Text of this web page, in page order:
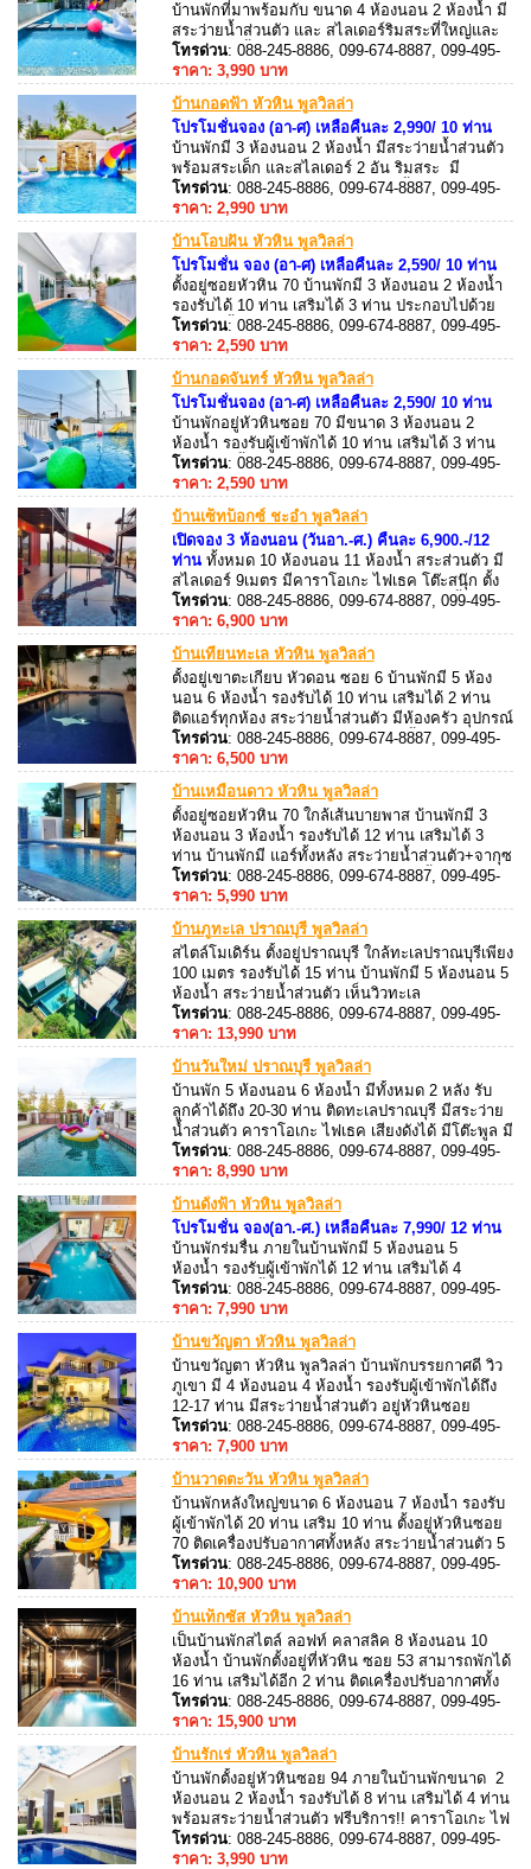
บ้านพักที่มาพร้อมกับ ขนาด 4 ห้องนอน 2 ห้องน้ำ มี
สระว่ายน้ำส่วนตัว และ สไลเดอร์ริมสระที่ใหญ่และ
ยาวมาก!! ตั้งอยู่ หัวหินซอย 70 สามารถขับรถไป
ทะเล หรือ ตลาดโต้รุ่งได้ 3-4 กิโล มี ร้านสะดวกซื้อ
โทรด่วน: 088-245-8886, 099-674-8887, 099-495-
8887, 088-245-8887
ราคา: 3,990 บาท
บ้านกอดฟ้า หัวหิน พูลวิลล่า
โปรโมชั่นจอง (อา-ศ) เหลือคืนละ 2,990/ 10 ท่าน
บ้านพักมี 3 ห้องนอน 2 ห้องน้ำ มีสระว่ายน้ำส่วนตัว
พร้อมสระเด็ก และสไลเดอร์ 2 อัน ริมสระ มี
คาราโอเกะ ไฟเธค ใกล้ร้านสะดวกซื้อเช่น 7-
Eleven เพียง 100 เมตร ขับรถไป ทะเล 10-15 นาที
โทรด่วน: 088-245-8886, 099-674-8887, 099-495-
8887, 088-245-8887
ราคา: 2,990 บาท
บ้านโอบฝัน หัวหิน พูลวิลล่า
โปรโมชั่น จอง (อา-ศ) เหลือคืนละ 2,590/ 10 ท่าน
ตั้งอยู่ซอยหัวหิน 70 บ้านพักมี 3 ห้องนอน 2 ห้องน้ำ
รองรับได้ 10 ท่าน เสริมได้ 3 ท่าน ประกอบไปด้วย
สระว่ายน้ำส่วนตัว ขนาด 3 x 8 เมตร พร้อมสไลเดอร์
ริมสระ มีคาราโอเกะ (Andriod Box) ไฟเธค โต๊ะ
โทรด่วน: 088-245-8886, 099-674-8887, 099-495-
8887, 088-245-8887
ราคา: 2,590 บาท
บ้านกอดจันทร์ หัวหิน พูลวิลล่า
โปรโมชั่นจอง (อา-ศ) เหลือคืนละ 2,590/ 10 ท่าน
บ้านพักอยู่หัวหินซอย 70 มีขนาด 3 ห้องนอน 2
ห้องน้ำ รองรับผู้เข้าพักได้ 10 ท่าน เสริมได้ 3 ท่าน
มีสระว่ายน้ำส่วนตัวขนาด 3×8 เมตรมี สไลเดอร์ อยู่
ใกล้เซเว่น และ Family Mart เพียง 100 เมตร
โทรด่วน: 088-245-8886, 099-674-8887, 099-495-
8887, 088-245-8887
ราคา: 2,590 บาท
บ้านเซ็ทบ็อกซ์ ชะอำ พูลวิลล่า
เปิดจอง 3 ห้องนอน (วันอา.-ศ.) คืนละ 6,900.-/12
ท่าน ทั้งหมด 10 ห้องนอน 11 ห้องน้ำ สระส่วนตัว มี
สไลเดอร์ 9เมตร มีคาราโอเกะ ไฟเธค โต๊ะสนุ๊ก ตั้ง
อยู่ชะอำ ซอยโชคบุญมี สามารถทำอาหาร ปิ้งย่างได้
โทรด่วน: 088-245-8886, 099-674-8887, 099-495-
8887, 088-245-8887
ราคา: 6,900 บาท
บ้านเทียนทะเล หัวหิน พูลวิลล่า
ตั้งอยู่เขาตะเกียบ หัวดอน ซอย 6 บ้านพักมี 5 ห้อง
นอน 6 ห้องน้ำ รองรับได้ 10 ท่าน เสริมได้ 2 ท่าน
ติดแอร์ทุกห้อง สระว่ายน้ำส่วนตัว มีห้องครัว อุปกรณ์
ครัวครบ สามารถทำอาหารได้ มีเตาปิ้งย่าง สามารถ
เดินไปทะเลได้ ห่างทะเลเพียง 400 เมตร
โทรด่วน: 088-245-8886, 099-674-8887, 099-495-
8887, 088-245-8887
ราคา: 6,500 บาท
บ้านเหมือนดาว หัวหิน พูลวิลล่า
ตั้งอยู่ซอยหัวหิน 70 ใกล้เส้นบายพาส บ้านพักมี 3
ห้องนอน 3 ห้องน้ำ รองรับได้ 12 ท่าน เสริมได้ 3
ท่าน บ้านพักมี แอร์ทั้งหลัง สระว่ายน้ำส่วนตัว+จากุซ
ซี่ มีคาราโอเกะ อุปกรณ์ครัวครบ มีเตาปิ้งย่าง
สามารถทำอาหารได้ มีอ่างจากุซซี่ ห่างหาดหัวหิน
โทรด่วน: 088-245-8886, 099-674-8887, 099-495-
8887, 088-245-8887
ราคา: 5,990 บาท
บ้านภูทะเล ปราณบุรี พูลวิลล่า
สไตล์โมเดิร์น ตั้งอยู่ปราณบุรี ใกล้ทะเลปราณบุรีเพียง
100 เมตร รองรับได้ 15 ท่าน บ้านพักมี 5 ห้องนอน 5
ห้องน้ำ สระว่ายน้ำส่วนตัว เห็นวิวทะเล
โทรด่วน: 088-245-8886, 099-674-8887, 099-495-
8887, 088-245-8887
ราคา: 13,990 บาท
บ้านวันใหม่ ปราณบุรี พูลวิลล่า
บ้านพัก 5 ห้องนอน 6 ห้องน้ำ มีทั้งหมด 2 หลัง รับ
ลูกค้าได้ถึง 20-30 ท่าน ติดทะเลปราณบุรี มีสระว่าย
น้ำส่วนตัว คาราโอเกะ ไฟเธค เสียงดังได้ มีโต๊ะพูล มี
ร้านอาหารใกล้บ้านพัก สามารถสั่งมาทานที่บ้านพัก
ได้
โทรด่วน: 088-245-8886, 099-674-8887, 099-495-
8887, 088-245-8887
ราคา: 8,990 บาท
บ้านดั่งฟ้า หัวหิน พูลวิลล่า
โปรโมชั่น จอง(อา.-ศ.) เหลือคืนละ 7,990/ 12 ท่าน
บ้านพักร่มรื่น ภายในบ้านพักมี 5 ห้องนอน 5
ห้องน้ำ รองรับผู้เข้าพักได้ 12 ท่าน เสริมได้ 4
ท่าน บ้านพักตั้งอยู่หัวหินซ.112 คาราโอเกะ + ไฟ
เธค และโต๊ะสนุ็ก สามารถประกอบอาหารได้
โทรด่วน: 088-245-8886, 099-674-8887, 099-495-
8887, 088-245-8887
ราคา: 7,990 บาท
บ้านขวัญตา หัวหิน พูลวิลล่า
บ้านขวัญตา หัวหิน พูลวิลล่า บ้านพักบรรยกาศดี วิว
ภูเขา มี 4 ห้องนอน 4 ห้องน้ำ รองรับผู้เข้าพักได้ถึง
12-17 ท่าน มีสระว่ายน้ำส่วนตัว อยู่หัวหินซอย
88 ภายในมีสิ่งอำนวยความสะดวกให้ครบครัน ใกล้
สถานทีรถไฟ, จุดชมวิวเขาหินเหล็กไฟ, ตลาดโต้รุ่ง,
โทรด่วน: 088-245-8886, 099-674-8887, 099-495-
8887, 088-245-8887
ราคา: 7,900 บาท
บ้านวาดตะวัน หัวหิน พูลวิลล่า
บ้านพักหลังใหญ่ขนาด 6 ห้องนอน 7 ห้องน้ำ รองรับ
ผู้เข้าพักได้ 20 ท่าน เสริม 10 ท่าน ตั้งอยู่หัวหินซอย
70 ติดเครื่องปรับอากาศทั้งหลัง สระว่ายน้ำส่วนตัว 5
x 12 เมตร พร้อมสไลเดอร์ มีคาราโอเกะ + ไฟเธค
และโต๊ะพูล สิ่งอำนวยความสะดวกครบครัน
โทรด่วน: 088-245-8886, 099-674-8887, 099-495-
8887, 088-245-8887
ราคา: 10,900 บาท
บ้านเท็กซัส หัวหิน พูลวิลล่า
เป็นบ้านพักสไตล์ ลอฟท์ คลาสลิค 8 ห้องนอน 10
ห้องน้ำ บ้านพักตั้งอยู่ที่หัวหิน ซอย 53 สามารถพักได้
16 ท่าน เสริมได้อีก 2 ท่าน ติดเครื่องปรับอากาศทั้ง
หลัง มีสิ่งอำนวยความสะดวกครบ บ้านพักอยู่ห่าง
จากทะเลประมาณ 150 เมตร
โทรด่วน: 088-245-8886, 099-674-8887, 099-495-
8887, 088-245-8887
ราคา: 15,900 บาท
บ้านรักเร่ หัวหิน พูลวิลล่า
บ้านพักตั้งอยู่หัวหินซอย 94 ภายในบ้านพักขนาด 2
ห้องนอน 2 ห้องน้ำ รองรับได้ 8 ท่าน เสริมได้ 4 ท่าน
พร้อมสระว่ายน้ำส่วนตัว ฟรีบริการ!! คาราโอเกะ ไฟ
เธค ขับรถไปทะเล 10-15 นาที
โทรด่วน: 088-245-8886, 099-674-8887, 099-495-
8887, 088-245-8887
ราคา: 3,990 บาท